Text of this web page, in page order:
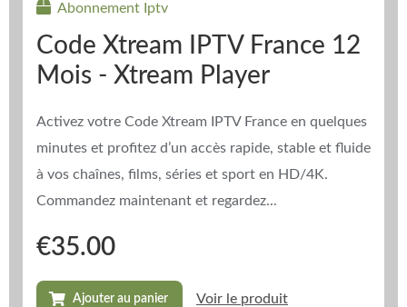
Abonnement Iptv
Code Xtream IPTV France 12
Mois - Xtream Player
Activez votre Code Xtream IPTV France en quelques
minutes et profitez d’un accès rapide, stable et fluide
à vos chaînes, films, séries et sport en HD/4K.
Commandez maintenant et regardez...
€35.00
Ajouter au panier Voir le produit